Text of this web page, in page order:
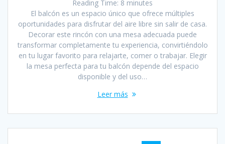
Reading Time: 8 minutes
El balcón es un espacio único que ofrece múltiples
oportunidades para disfrutar del aire libre sin salir de casa.
Decorar este rincón con una mesa adecuada puede
transformar completamente tu experiencia, convirtiéndolo
en tu lugar favorito para relajarte, comer o trabajar. Elegir
la mesa perfecta para tu balcón depende del espacio
disponible y del uso…
Leer más